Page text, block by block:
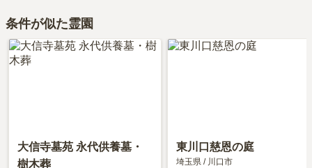
ット＆デメリット・仕組みを解説
65万円です。
永代供養について詳しく知りたい方は『永代供養墓をわかりやすく
解説！』をご覧ください。
条件が似た霊園
大信寺墓苑 永代供養墓・
樹木葬
東川口慈恩の庭
埼玉県 / 川口市